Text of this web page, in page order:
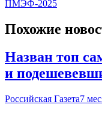
ПМЭФ-2025
Похожие
Назван топ
и
Российская Газета7